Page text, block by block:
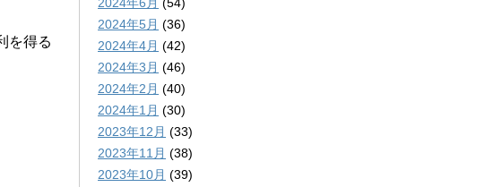
を得る
2024年6月 (54)
2024年5月 (36)
2024年4月 (42)
2024年3月 (46)
2024年2月 (40)
2024年1月 (30)
2023年12月 (33)
2023年11月 (38)
2023年10月 (39)